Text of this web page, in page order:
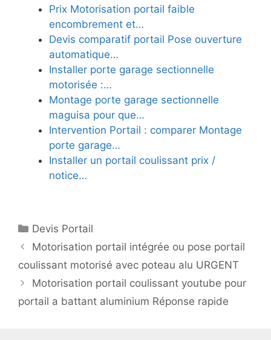
Prix Motorisation portail faible
encombrement et…
Devis comparatif portail Pose ouverture
automatique…
Installer porte garage sectionnelle
motorisée :…
Montage porte garage sectionnelle
maguisa pour que…
Intervention Portail : comparer Montage
porte garage…
Installer un portail coulissant prix /
notice…
Catégories
Devis Portail
Motorisation portail intégrée ou pose portail
coulissant motorisé avec poteau alu URGENT
Motorisation portail coulissant youtube pour
portail a battant aluminium Réponse rapide